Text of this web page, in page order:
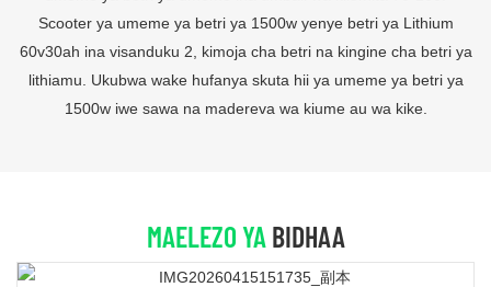
Scooter ya umeme ya betri ya 1500w yenye betri ya Lithium
60v30ah ina visanduku 2, kimoja cha betri na kingine cha betri ya
lithiamu. Ukubwa wake hufanya skuta hii ya umeme ya betri ya
1500w iwe sawa na madereva wa kiume au wa kike.
MAELEZO YA BIDHAA